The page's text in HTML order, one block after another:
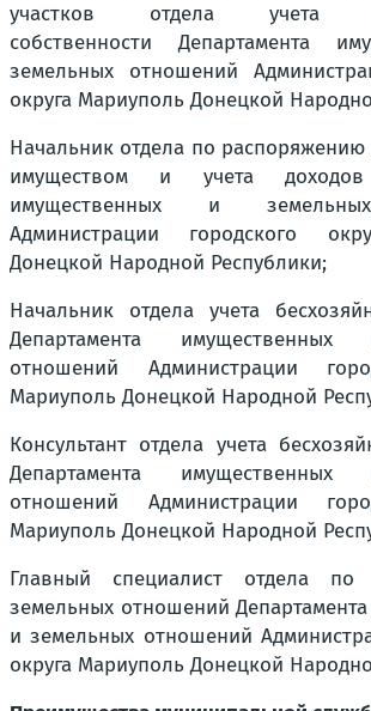
участков отдела учета
собственности Департамента
земельных отношений
округа Мариуполь Донецкой
Начальник отдела по
имуществом и учета доходов
имущественных и
Администрации городского
Донецкой Народной Республики;
Начальник отдела учета
Департамента
отношений Администрации
Мариуполь Донецкой Народной
Консультант отдела учета
Департамента
отношений Администрации
Мариуполь Донецкой Народной
Главный специалист отдела по
земельных отношений
и земельных отношений
округа Мариуполь Донецкой